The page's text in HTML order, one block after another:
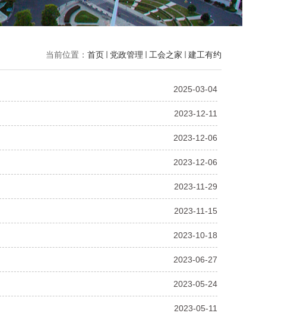
当前位置： 首页 党政管理 工会之家 建工有约
2025-03-04
2023-12-11
2023-12-06
2023-12-06
2023-11-29
2023-11-15
2023-10-18
2023-06-27
2023-05-24
2023-05-11